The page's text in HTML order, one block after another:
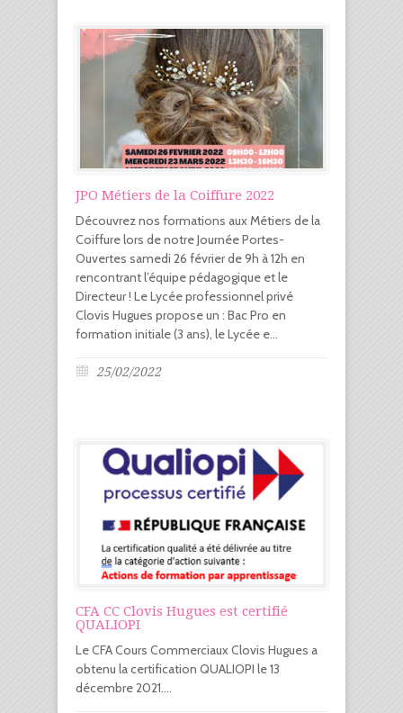
JPO Métiers de la Coiffure 2022
Découvrez nos formations aux Métiers de la
Coiffure lors de notre Journée Portes-
Ouvertes samedi 26 février de 9h à 12h en
rencontrant l’équipe pédagogique et le
Directeur ! Le Lycée professionnel privé
Clovis Hugues propose un : Bac Pro en
formation initiale (3 ans), le Lycée e...
25/02/2022
CFA CC Clovis Hugues est certifié
QUALIOPI
Le CFA Cours Commerciaux Clovis Hugues a
obtenu la certification QUALIOPI le 13
décembre 2021....